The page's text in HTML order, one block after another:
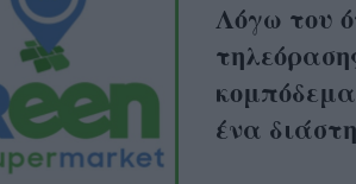
Λόγω του
ένα